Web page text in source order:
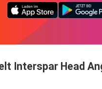
Interspar Head